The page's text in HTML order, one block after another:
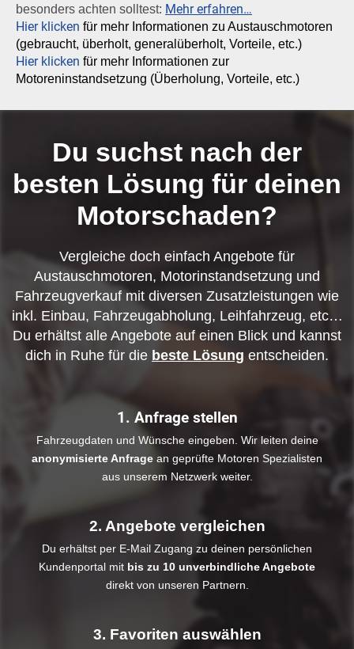
besonders achten solltest: Mehr erfahren…
Hier klicken für mehr Informationen zu Austauschmotoren
(gebraucht, überholt, generalüberholt, Vorteile, etc.)
Hier klicken für mehr Informationen zur
Motoreninstandsetzung (Überholung, Vorteile, etc.)
Du suchst nach der
besten Lösung für deinen
Motorschaden?
Vergleiche doch einfach Angebote für
Austauschmotoren, Motorinstandsetzung und
Fahrzeugverkauf mit diversen Zusatzleistungen wie
inkl. Einbau, Fahrzeugabholung, Leihfahrzeug, etc…
Du erhältst alle Angebote auf einen Blick und kannst
dich in Ruhe für die beste Lösung entscheiden.
1. Anfrage stellen
Fahrzeugdaten und Wünsche eingeben. Wir leiten deine
anonymisierte Anfrage an geprüfte Motoren Spezialisten
aus unserem Netzwerk weiter.
2. Angebote vergleichen
Du erhältst per E-Mail Zugang zu deinen persönlichen
Kundenportal mit bis zu 10 unverbindliche Angebote
direkt von unseren Partnern.
3. Favoriten auswählen